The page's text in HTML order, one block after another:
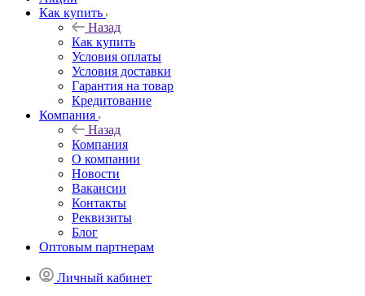
Как купить
Назад
Как купить
Условия оплаты
Условия доставки
Гарантия на товар
Кредитование
Компания
Назад
Компания
О компании
Новости
Вакансии
Контакты
Реквизиты
Блог
Оптовым партнерам
Личный кабинет